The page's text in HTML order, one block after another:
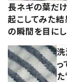
長ネギの葉だ
起こしてみた
の瞬間を目にし